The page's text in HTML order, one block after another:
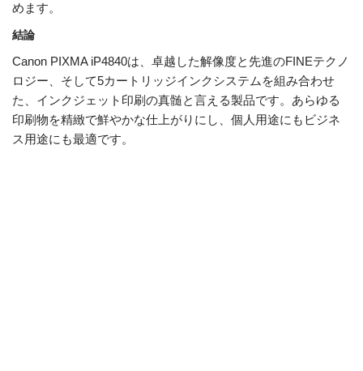
めます。
結論
Canon PIXMA iP4840は、卓越した解像度と先進のFINEテクノ
ロジー、そして5カートリッジインクシステムを組み合わせ
た、インクジェット印刷の真髄と言える製品です。あらゆる
印刷物を精緻で鮮やかな仕上がりにし、個人用途にもビジネ
ス用途にも最適です。